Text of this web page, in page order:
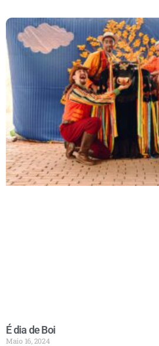
É dia de Boi
Maio 16, 2024